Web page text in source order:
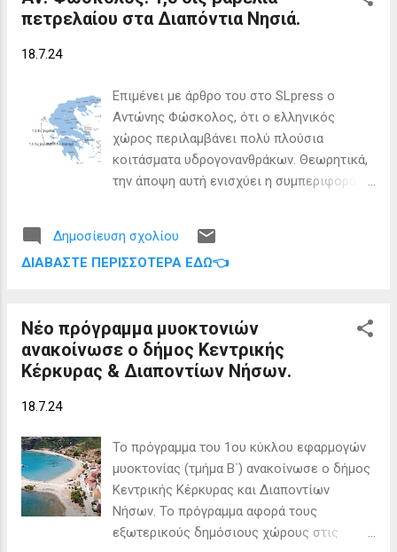
Η Αγία Τριάδα είναι η Εκκλησία δίπλα στο
εκεί θα απολαύσετε πανοραμική θέα του
νησιού. Οι καλύτερες παραλίες • Η παραλία
της Ερεικούσας, γνωστή και ως όρμος του
Πόρτο , είναι μια εντυπωσιακή αμμουδιά
και βρίσκεται δίπλα στο λιμάνι. Είναι
θαλάσσια σπορ. • Το Φύκι είναι ένα φυσικό
λιμάνι από όπου θα δείτε τις πορτοκαλί
πετρελαίου στα Διαπόντια Νησιά.
18.7.24
Επιμένει με άρθρο του στο SLpress ο
Αντώνης Φώσκολος, ότι ο ελληνικός
χώρος περιλαμβάνει πολύ πλούσια
κοιτάσματα υδρογονανθράκων. Θεωρητικά,
την άποψη αυτή ενισχύει η συμπεριφορά
στρατιωτικό σκέλος των πιέσεων, στο
πλαίσιο των ελληνοτουρκικών, ενώ και με
εκμετάλλευση των ελληνικών κοιτασμάτων
υδρογονανθράκων, πετρελαίου και φυσικού
αερίου, είναι πάρα πολύ σημαντικά για την
αερίου (βλ. εικόνες 1 και 2 που
ακολουθούν). Στo Θρακικό Πέλαγος έχουμε
έξι κοιτάσματα αργού πετρελαίου, με
απόθεμα 1.5 δισεκατομμύρια βαρέλια, ενώ
στα βορειοδυτικά της Κέρκυρας, στα
Δημοσίευση σχολίου
ΔΙΑΒΆΣΤΕ ΠΕΡΙΣΣΌΤΕΡΑ ΕΔΏ👈
Νέο πρόγραμμα μυοκτονιών
ανακοίνωσε ο δήμος Κεντρικής
Κέρκυρας & Διαποντίων Νήσων.
18.7.24
To πρόγραμμα του 1ου κύκλου εφαρμογών
μυοκτονίας (τμήμα Β΄) ανακοίνωσε ο δήμος
Κεντρικής Κέρκυρας και Διαποντίων
Νήσων. Το πρόγραμμα αφορά τους
εξωτερικούς δημόσιους χώρους στις